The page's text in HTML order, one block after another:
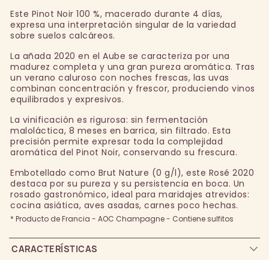
Este Pinot Noir 100 %, macerado durante 4 días,
expresa una interpretación singular de la variedad
sobre suelos calcáreos.
La añada 2020 en el Aube se caracteriza por una
madurez completa y una gran pureza aromática. Tras
un verano caluroso con noches frescas, las uvas
combinan concentración y frescor, produciendo vinos
equilibrados y expresivos.
La vinificación es rigurosa: sin fermentación
maloláctica, 8 meses en barrica, sin filtrado. Esta
precisión permite expresar toda la complejidad
aromática del Pinot Noir, conservando su frescura.
Embotellado como Brut Nature (0 g/l), este Rosé 2020
destaca por su pureza y su persistencia en boca. Un
rosado gastronómico, ideal para maridajes atrevidos:
cocina asiática, aves asadas, carnes poco hechas.
* Producto de Francia - AOC Champagne - Contiene sulfitos
CARACTERÍSTICAS